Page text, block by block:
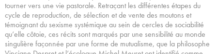
tourner vers une vie pastorale. Retraçant les différentes étapes du
cycle de reproduction, de sélection et de vente des moutons et
témoignant du sexisme systémique au sein de cercles de sociabilité
qu’elle côtoie, ces récits sont marqués par une sensibilité au monde
singulière façonnée par une forme de mutualisme, que la philosophe